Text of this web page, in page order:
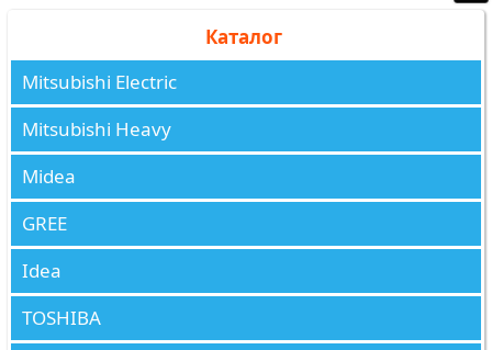
Каталог
Mitsubishi Electric
Mitsubishi Heavy
Midea
GREE
Idea
TOSHIBA